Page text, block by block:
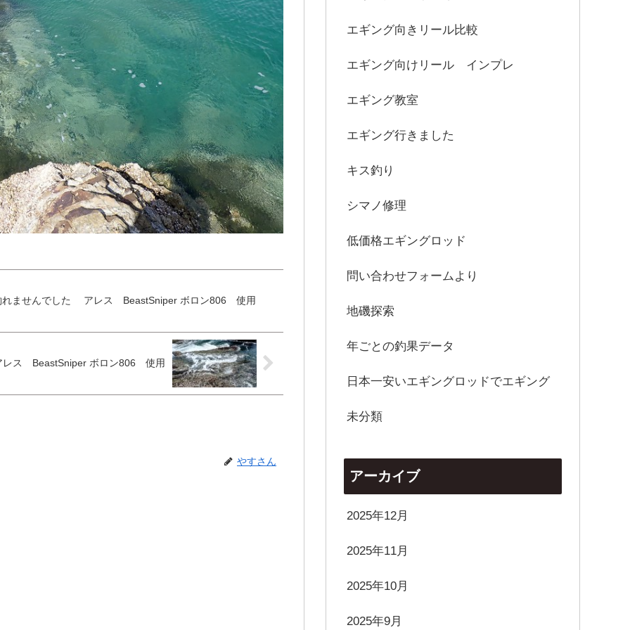
日 修行エギング 釣れませんでした アレス BeastSniper ボロン806 使用
16日 修行 アレス BeastSniper ボロン806 使用
やすさん
エギング向きリール比較
エギング向けリール インプレ
エギング教室
エギング行きました
キス釣り
シマノ修理
低価格エギングロッド
問い合わせフォームより
地磯探索
年ごとの釣果データ
日本一安いエギングロッドでエギング
未分類
アーカイブ
2025年12月
2025年11月
2025年10月
2025年9月